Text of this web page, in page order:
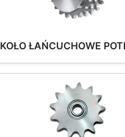
KOŁO ŁAŃCUCHOWE